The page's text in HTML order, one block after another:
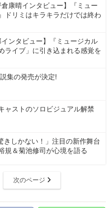
倉康晴インタビュー】『ミュー
ドリミはキラキラだけでは終わ
インタビュー】『ミュージカル
ライブ」に引き込まれる感覚を
集の発売が決定!
ャストのソロビジュアル解禁
きしかない！」注目の新作舞台
規＆菊池修司が心境を語る
次のページ